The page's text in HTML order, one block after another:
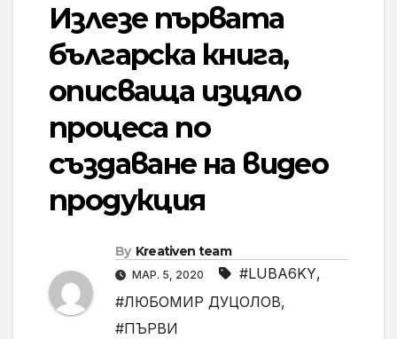
Излезе първата
българска книга,
описваща изцяло
процеса по
създаване на видео
продукция
By Kreativen team
МАР. 5, 2020 #LUBA6KY,
#ЛЮБОМИР ДУЦОЛОВ,
#ПЪРВИ